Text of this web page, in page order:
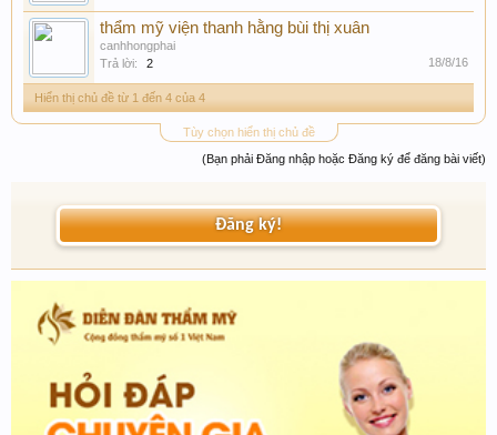
thẩm mỹ viện thanh hằng bùi thị xuân
canhhongphai
Trả lời:
2 18/8/16
Hiển thị chủ đề từ 1 đến 4 của 4
Tùy chọn hiển thị chủ đề
(Bạn phải Đăng nhập hoặc Đăng ký để đăng bài viết)
Đăng ký!